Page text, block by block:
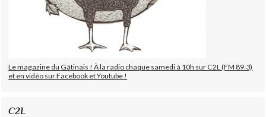
Le magazine du Gâtinais ! À la radio chaque samedi à 10h sur C2L (FM 89.3)
et en vidéo sur Facebook et Youtube !
C2L